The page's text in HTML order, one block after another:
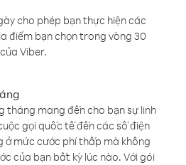
cho phép bạn thực hiện các
điểm bạn chọn trong vòng 30
Viber.
tháng mang đến cho bạn sự linh
gọi quốc tế đến các số điện
ở mức cước phí thấp mà không
của bạn bất kỳ lúc nào. Với gói